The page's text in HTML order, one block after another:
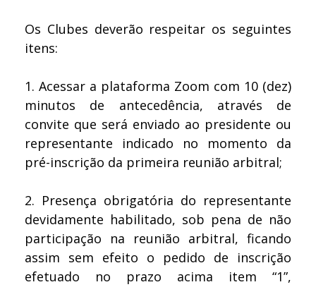
Os Clubes deverão respeitar os seguintes
itens:
1. Acessar a plataforma Zoom com 10 (dez)
minutos de antecedência, através de
convite que será enviado ao presidente ou
representante indicado no momento da
pré-inscrição da primeira reunião arbitral;
2. Presença obrigatória do representante
devidamente habilitado, sob pena de não
participação na reunião arbitral, ficando
assim sem efeito o pedido de inscrição
efetuado no prazo acima item “1”,